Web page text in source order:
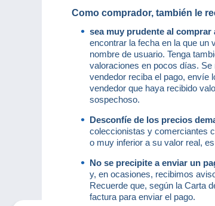
Como comprador, también le
sea muy prudente al comprar
encontrar la fecha en la que un
nombre de usuario. Tenga
valoraciones en pocos días.
vendedor reciba el pago, envíe
vendedor que haya recibido
sospechoso.
Desconfíe de los precios
coleccionistas y comerciantes
o muy inferior a su valor real,
No se precipite a enviar un
y, en ocasiones, recibimos
Recuerde que, según la Carta
factura para enviar el pago.